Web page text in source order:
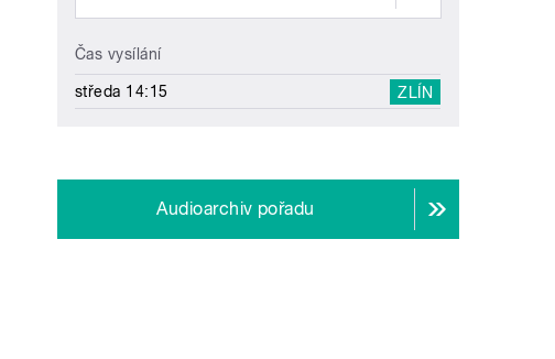
Čas vysílání
středa 14:15 ZLÍN
Audioarchiv pořadu